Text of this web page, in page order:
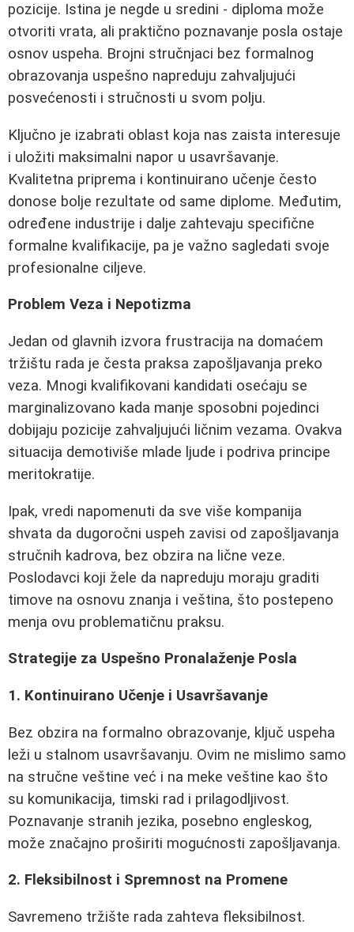
pozicije. Istina je negde u sredini - diploma može
otvoriti vrata, ali praktično poznavanje posla ostaje
osnov uspeha. Brojni stručnjaci bez formalnog
obrazovanja uspešno napreduju zahvaljujući
posvećenosti i stručnosti u svom polju.
Ključno je izabrati oblast koja nas zaista interesuje
i uložiti maksimalni napor u usavršavanje.
Kvalitetna priprema i kontinuirano učenje često
donose bolje rezultate od same diplome. Međutim,
određene industrije i dalje zahtevaju specifične
formalne kvalifikacije, pa je važno sagledati svoje
profesionalne ciljeve.
Problem Veza i Nepotizma
Jedan od glavnih izvora frustracija na domaćem
tržištu rada je česta praksa zapošljavanja preko
veza. Mnogi kvalifikovani kandidati osećaju se
marginalizovano kada manje sposobni pojedinci
dobijaju pozicije zahvaljujući ličnim vezama. Ovakva
situacija demotiviše mlade ljude i podriva principe
meritokratije.
Ipak, vredi napomenuti da sve više kompanija
shvata da dugoročni uspeh zavisi od zapošljavanja
stručnih kadrova, bez obzira na lične veze.
Poslodavci koji žele da napreduju moraju graditi
timove na osnovu znanja i veština, što postepeno
menja ovu problematičnu praksu.
Strategije za Uspešno Pronalaženje Posla
1. Kontinuirano Učenje i Usavršavanje
Bez obzira na formalno obrazovanje, ključ uspeha
leži u stalnom usavršavanju. Ovim ne mislimo samo
na stručne veštine već i na meke veštine kao što
su komunikacija, timski rad i prilagodljivost.
Poznavanje stranih jezika, posebno engleskog,
može značajno proširiti mogućnosti zapošljavanja.
2. Fleksibilnost i Spremnost na Promene
Savremeno tržište rada zahteva fleksibilnost.